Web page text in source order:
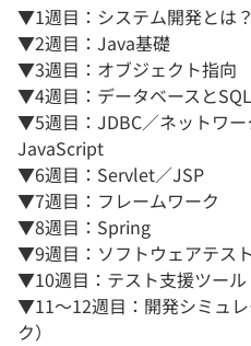
▼1週目：システム開発とは
▼2週目：Java基礎
▼3週目：オブジェクト指向
▼4週目：データベースとSQL
▼5週目：JDBC／ネットワー
JavaScript
▼6週目：Servlet／JSP
▼7週目：フレームワーク
▼8週目：Spring
▼9週目：ソフトウェアテスト
▼10週目：テスト支援ツール
▼11～12週目：開発シミュ
ク）